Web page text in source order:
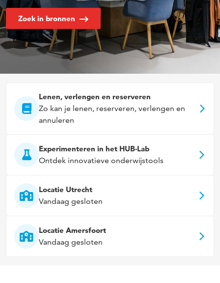
Zoek in bronnen
Lenen, verlengen en reserveren
Zo kan je lenen, reserveren, verlengen en
annuleren
Experimenteren in het HUB-Lab
Ontdek innovatieve onderwijstools
Locatie Utrecht
Vandaag gesloten
Locatie Amersfoort
Vandaag gesloten